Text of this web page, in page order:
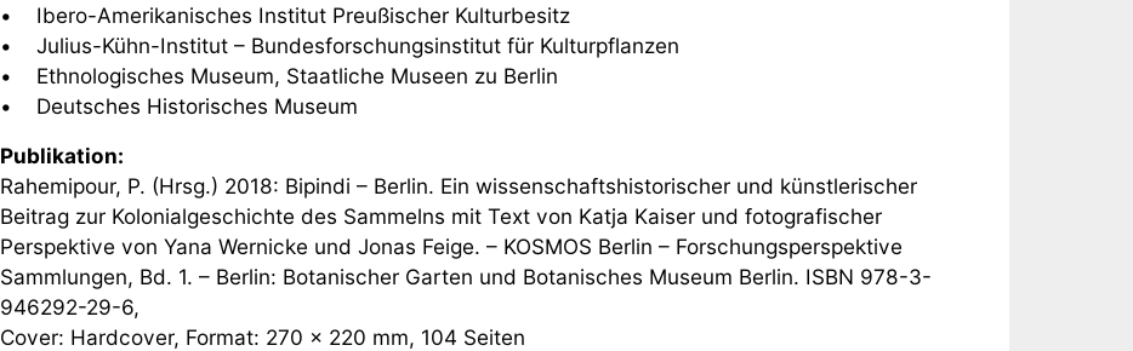
• Ibero-Amerikanisches Institut Preußischer Kulturbesitz
• Julius-Kühn-Institut – Bundesforschungsinstitut für Kulturpflanzen
• Ethnologisches Museum, Staatliche Museen zu Berlin
• Deutsches Historisches Museum
Publikation:
Rahemipour, P. (Hrsg.) 2018: Bipindi – Berlin. Ein wissenschaftshistorischer und künstlerischer
Beitrag zur Kolonialgeschichte des Sammelns mit Text von Katja Kaiser und fotografischer
Perspektive von Yana Wernicke und Jonas Feige. – KOSMOS Berlin – Forschungsperspektive
Sammlungen, Bd. 1. – Berlin: Botanischer Garten und Botanisches Museum Berlin. ISBN 978-3-
946292-29-6,
Cover: Hardcover, Format: 270 x 220 mm, 104 Seiten